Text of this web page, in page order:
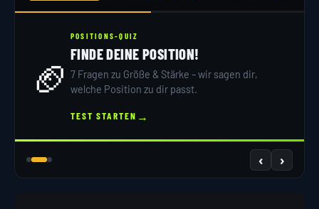
🏈
POSITIONS-QUIZ
FINDE DEINE POSITION!
7 Fragen zu Größe & Stärke – wir sagen dir,
welche Position zu dir passt.
TEST STARTEN →
‹ ›